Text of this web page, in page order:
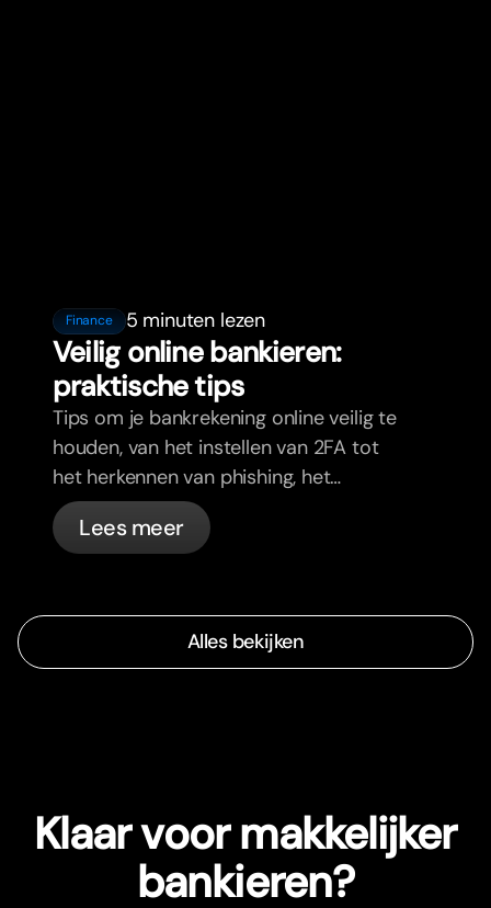
Finance 5 minuten lezen
Veilig online bankieren:
praktische tips
Tips om je bankrekening online veilig te
houden, van het instellen van 2FA tot
het herkennen van phishing, het
beheren van je passen en wat bunq
automatisch voor je regelt.
Lees meer
Alles bekijken
Klaar voor makkelijker
bankieren?